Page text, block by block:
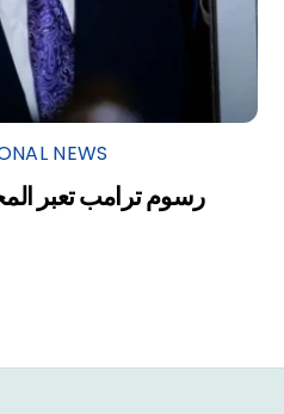
NEWS
رسوم ترامب تعبر